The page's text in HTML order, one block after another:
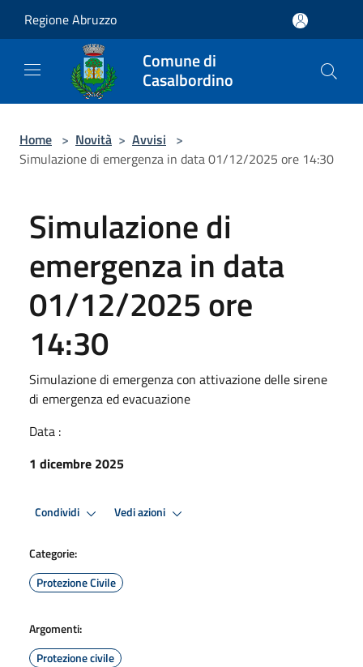
Regione Abruzzo
Comune di
Casalbordino
Home > Novità > Avvisi >
Simulazione di emergenza in data 01/12/2025 ore 14:30
Simulazione di
emergenza in data
01/12/2025 ore
14:30
Simulazione di emergenza con attivazione delle sirene
di emergenza ed evacuazione
Data :
1 dicembre 2025
Condividi Vedi azioni
Categorie:
Protezione Civile
Argomenti:
Protezione civile